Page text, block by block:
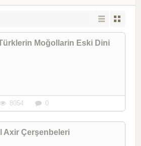
Moğollarin Eski Dini
8054 0
Il Axir Çerşenbeleri